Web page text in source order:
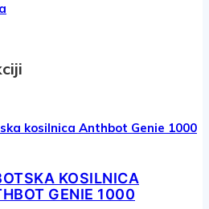
KOSILNICA
GENIE 1000